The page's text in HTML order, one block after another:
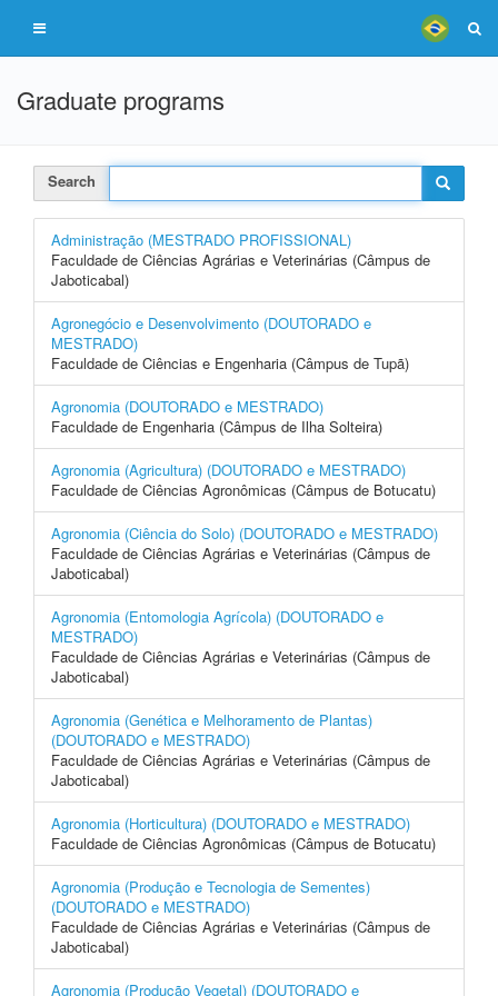
Graduate programs
Search
Administração (MESTRADO PROFISSIONAL)
Faculdade de Ciências Agrárias e Veterinárias (Câmpus de
Jaboticabal)
Agronegócio e Desenvolvimento (DOUTORADO e
MESTRADO)
Faculdade de Ciências e Engenharia (Câmpus de Tupã)
Agronomia (DOUTORADO e MESTRADO)
Faculdade de Engenharia (Câmpus de Ilha Solteira)
Agronomia (Agricultura) (DOUTORADO e MESTRADO)
Faculdade de Ciências Agronômicas (Câmpus de Botucatu)
Agronomia (Ciência do Solo) (DOUTORADO e MESTRADO)
Faculdade de Ciências Agrárias e Veterinárias (Câmpus de
Jaboticabal)
Agronomia (Entomologia Agrícola) (DOUTORADO e
MESTRADO)
Faculdade de Ciências Agrárias e Veterinárias (Câmpus de
Jaboticabal)
Agronomia (Genética e Melhoramento de Plantas)
(DOUTORADO e MESTRADO)
Faculdade de Ciências Agrárias e Veterinárias (Câmpus de
Jaboticabal)
Agronomia (Horticultura) (DOUTORADO e MESTRADO)
Faculdade de Ciências Agronômicas (Câmpus de Botucatu)
Agronomia (Produção e Tecnologia de Sementes)
(DOUTORADO e MESTRADO)
Faculdade de Ciências Agrárias e Veterinárias (Câmpus de
Jaboticabal)
Agronomia (Produção Vegetal) (DOUTORADO e